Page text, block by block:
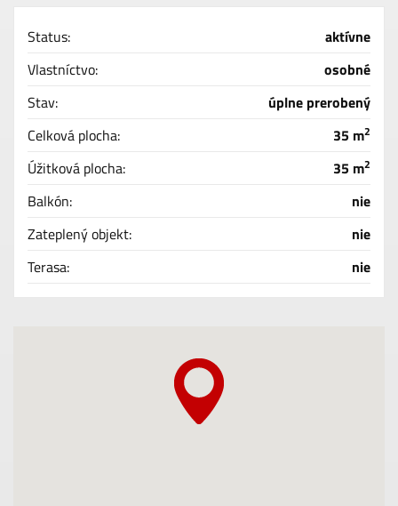
Status:
aktívne
Vlastníctvo:
osobné
Stav:
úplne prerobený
Celková plocha:
35 m2
Úžitková plocha: 35 m2
Balkón:
nie
Zateplený objekt:
nie
Terasa:
nie